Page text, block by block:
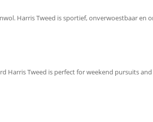
Harris Tweed is sportief, onverwoestbaar en
Harris Tweed is perfect for weekend pursuits